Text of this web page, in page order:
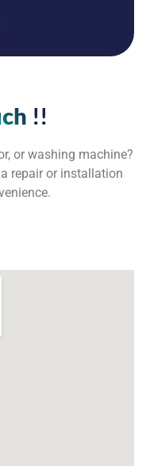
!!
or washing machine?
repair or installation